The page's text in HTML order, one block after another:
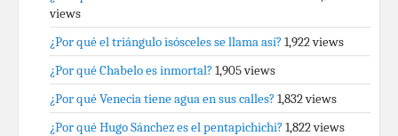
views
¿Por qué el triángulo isósceles se llama así? 1,922 views
¿Por qué Chabelo es inmortal? 1,905 views
¿Por qué Venecia tiene agua en sus calles? 1,832 views
¿Por qué Hugo Sánchez es el pentapichichi? 1,822 views